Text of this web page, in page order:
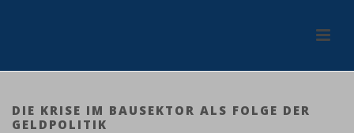
DIE KRISE IM BAUSEKTOR ALS FOLGE DER
GELDPOLITIK